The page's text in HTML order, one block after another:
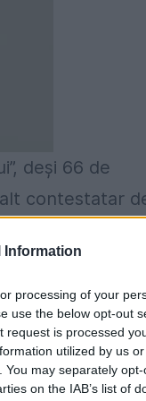
Information
processing of your
use the below opt-out
request is processed
utilized by us
may separately
on the IAB’s list of
deși 66 de
contestatar
care, în
Institutul de
și „s-ar crea
2014,
în prezent